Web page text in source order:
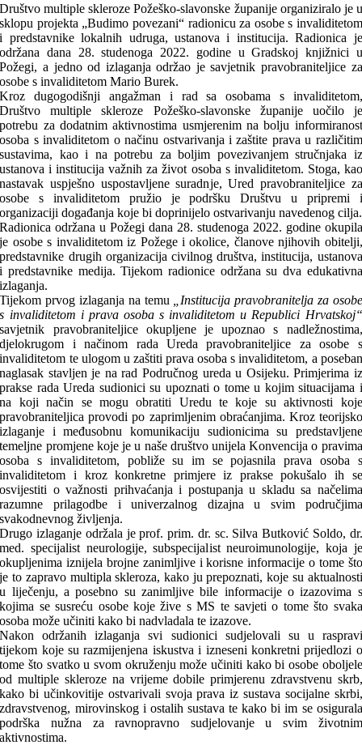
Društvo multiple skleroze Požeško-slavonske županije organiziralo je u
sklopu projekta „Budimo povezani“ radionicu za osobe s invaliditetom
i predstavnike lokalnih udruga, ustanova i institucija. Radionica je
održana dana 28. studenoga 2022. godine u Gradskoj knjižnici u
Požegi, a jedno od izlaganja održao je savjetnik pravobraniteljice za
osobe s invaliditetom Mario Burek.
Kroz dugogodišnji angažman i rad sa osobama s invaliditetom,
Društvo multiple skleroze Požeško-slavonske županije uočilo je
potrebu za dodatnim aktivnostima usmjerenim na bolju informiranost
osoba s invaliditetom o načinu ostvarivanja i zaštite prava u različitim
sustavima, kao i na potrebu za boljim povezivanjem stručnjaka iz
ustanova i institucija važnih za život osoba s invaliditetom. Stoga, kao
nastavak uspješno uspostavljene suradnje, Ured pravobraniteljice za
osobe s invaliditetom pružio je podršku Društvu u pripremi i
organizaciji događanja koje bi doprinijelo ostvarivanju navedenog cilja.
Radionica održana u Požegi dana 28. studenoga 2022. godine okupila
je osobe s invaliditetom iz Požege i okolice, članove njihovih obitelji,
predstavnike drugih organizacija civilnog društva, institucija, ustanova
i predstavnike medija. Tijekom radionice održana su dva edukativna
izlaganja.
Tijekom prvog izlaganja na temu
„Institucija pravobranitelja za osobe
s invaliditetom i prava osoba s invaliditetom u Republici Hrvatskoj“
savjetnik pravobraniteljice okupljene je upoznao s nadležnostima,
djelokrugom i načinom rada Ureda pravobraniteljice za osobe s
invaliditetom te ulogom u zaštiti prava osoba s invaliditetom, a poseban
naglasak stavljen je na rad Područnog ureda u Osijeku. Primjerima iz
prakse rada Ureda sudionici su upoznati o tome u kojim situacijama i
na koji način se mogu obratiti Uredu te koje su aktivnosti koje
pravobraniteljica provodi po zaprimljenim obraćanjima. Kroz teorijsko
izlaganje i međusobnu komunikaciju sudionicima su predstavljene
temeljne promjene koje je u naše društvo unijela Konvencija o pravima
osoba s invaliditetom, pobliže su im se pojasnila prava osoba s
invaliditetom i kroz konkretne primjere iz prakse pokušalo ih se
osvijestiti o važnosti prihvaćanja i postupanja u skladu sa načelima
razumne prilagodbe i univerzalnog dizajna u svim područjima
svakodnevnog življenja.
Drugo izlaganje održala je prof. prim. dr. sc. Silva Butković Soldo, dr.
med. specijalist neurologije, subspecijalist neuroimunologije, koja je
okupljenima iznijela brojne zanimljive i korisne informacije o tome što
je to zapravo multipla skleroza, kako ju prepoznati, koje su aktualnosti
u liječenju, a posebno su zanimljive bile informacije o izazovima s
kojima se susreću osobe koje žive s MS te savjeti o tome što svaka
osoba može učiniti kako bi nadvladala te izazove.
Nakon održanih izlaganja svi sudionici sudjelovali su u raspravi
tijekom koje su razmijenjena iskustva i izneseni konkretni prijedlozi o
tome što svatko u svom okruženju može učiniti kako bi osobe oboljele
od multiple skleroze na vrijeme dobile primjerenu zdravstvenu skrb,
kako bi učinkovitije ostvarivali svoja prava iz sustava socijalne skrbi,
zdravstvenog, mirovinskog i ostalih sustava te kako bi im se osigurala
podrška nužna za ravnopravno sudjelovanje u svim životnim
aktivnostima.